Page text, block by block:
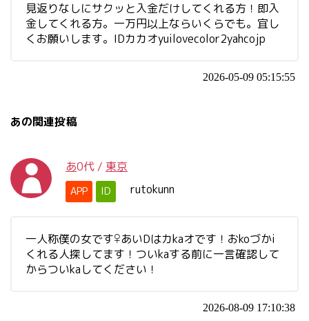
見返りなしにサクッと入金だけしてくれる方！即入
金してくれる方。一万円以上ならいくらでも。宜し
くお願いします。IDカカオyuilovecolor2yahcojp
2026-05-09 05:15:55
あの関連投稿
あ0代 / 東京
APP ID rutokunn
一人称僕の女です♀あいDはカkaオです！おkoづかi
くれる人探してます！ついkaする前に一言確認して
からついkaしてください！
2026-08-09 17:10:38